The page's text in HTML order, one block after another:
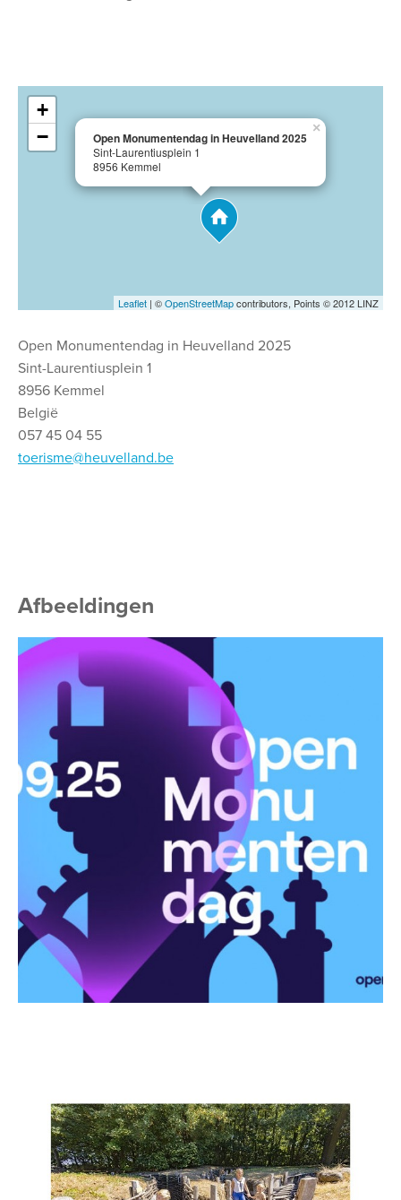
Open Monumentendag in Heuvelland 2025
Sint-Laurentiusplein 1
8956 Kemmel
×
+
−
Leaflet | ©OpenStreetMapcontributors, Points © 2012 LINZ
Open Monumentendag in Heuvelland 2025
Sint-Laurentiusplein 1
8956 Kemmel
België
057 45 04 55
toerisme@heuvelland.be
Afbeeldingen